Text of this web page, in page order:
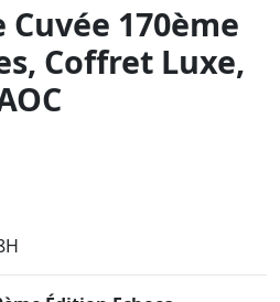
170ème
Coffret Luxe,